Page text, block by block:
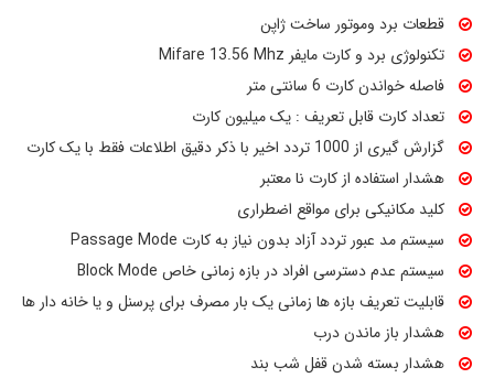
می‌شود و قفل پس از قرار گرفتن کارت معتبر در محدوده کارت‌خوان، مجوز
امکاناتی مانند گزارش‌گیری تردد، هشدار کارت نامعتبر، قفل شب‌بند،
Passage Mode و تعریف دسترسی زمانی را در اختیار مدیریت هتل قرار
می‌دهد.
استفاده در هتل‌ها امکان‌پذیر است و طبق مشخصات محصول، قابلیت
نصب روی درب‌های چوبی، ضدسرقت، مولتی‌لاک و ضدحریق را دارد. به
همین دلیل افرادی که به‌دنبال دستگیره کارتی درب چوبی یا قفل کارتی
برای درب اتاق هتل هستند نیز می‌توانند این مدل را متناسب با
مشخصات درب خود بررسی کنند.
قطعات برد وموتور ساخت ژاپن
تکنولوژی برد و کارت مایفر Mifare 13.56 Mhz
فاصله خواندن کارت 6 سانتی متر
تعداد کارت قابل تعریف : یک میلیون کارت
گزارش گیری از 1000 تردد اخیر با ذکر دقیق اطلاعات فقط با یک کارت
هشدار استفاده از کارت نا معتبر
کلید مکانیکی برای مواقع اضطراری
سیستم مد عبور تردد آزاد بدون نیاز به کارت Passage Mode
سیستم عدم دسترسی افراد در بازه زمانی خاص Block Mode
قابلیت تعریف بازه ها زمانی یک بار مصرف برای پرسنل و یا خانه دار ها
هشدار باز ماندن درب
هشدار بسته شدن قفل شب بند